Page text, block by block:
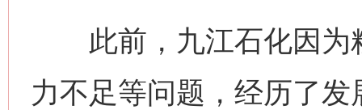
此前，九江石化因为
力不足等问题，经历了发